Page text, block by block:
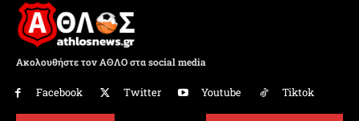
Ακολουθήστε τον ΑΘΛΟ στα social media
Facebook Twitter Youtube Tiktok